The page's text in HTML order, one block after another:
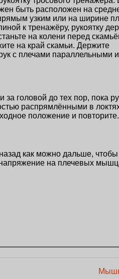
быть расположен на
узким или на ширине
к тренажёру, рукоятку
на колени перед
на край скамьи. Держите
с плечами параллельными и
за головой до тех пор, пока
распрямлёнными в
положение и повторите.
как можно дальше, чтобы
на плечевых